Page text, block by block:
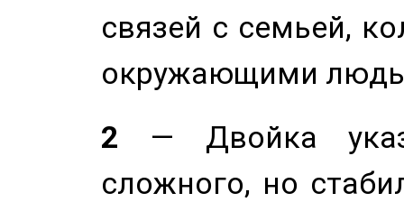
связей с семьей,
окружающими
2 — Двойка
сложного, но